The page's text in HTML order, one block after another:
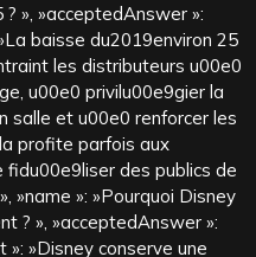
», »acceptedAnswer »:
baisse du2019environ 25
les distributeurs u00e0
u00e0 privilu00e9gier la
salle et u00e0 renforcer les
profite parfois aux
des publics de
»name »: »Pourquoi Disney
? », »acceptedAnswer »:
»: »Disney conserve une